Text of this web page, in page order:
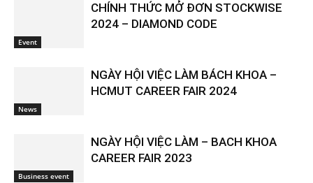
Event
CHÍNH THỨC MỞ ĐƠN STOCKWISE
2024 – DIAMOND CODE
News
NGÀY HỘI VIỆC LÀM BÁCH KHOA –
HCMUT CAREER FAIR 2024
Business event
NGÀY HỘI VIỆC LÀM – BACH KHOA
CAREER FAIR 2023